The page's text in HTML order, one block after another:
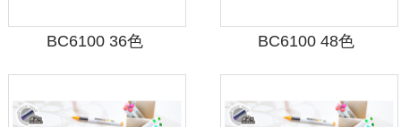
BC6100 36色 BC6100 48色